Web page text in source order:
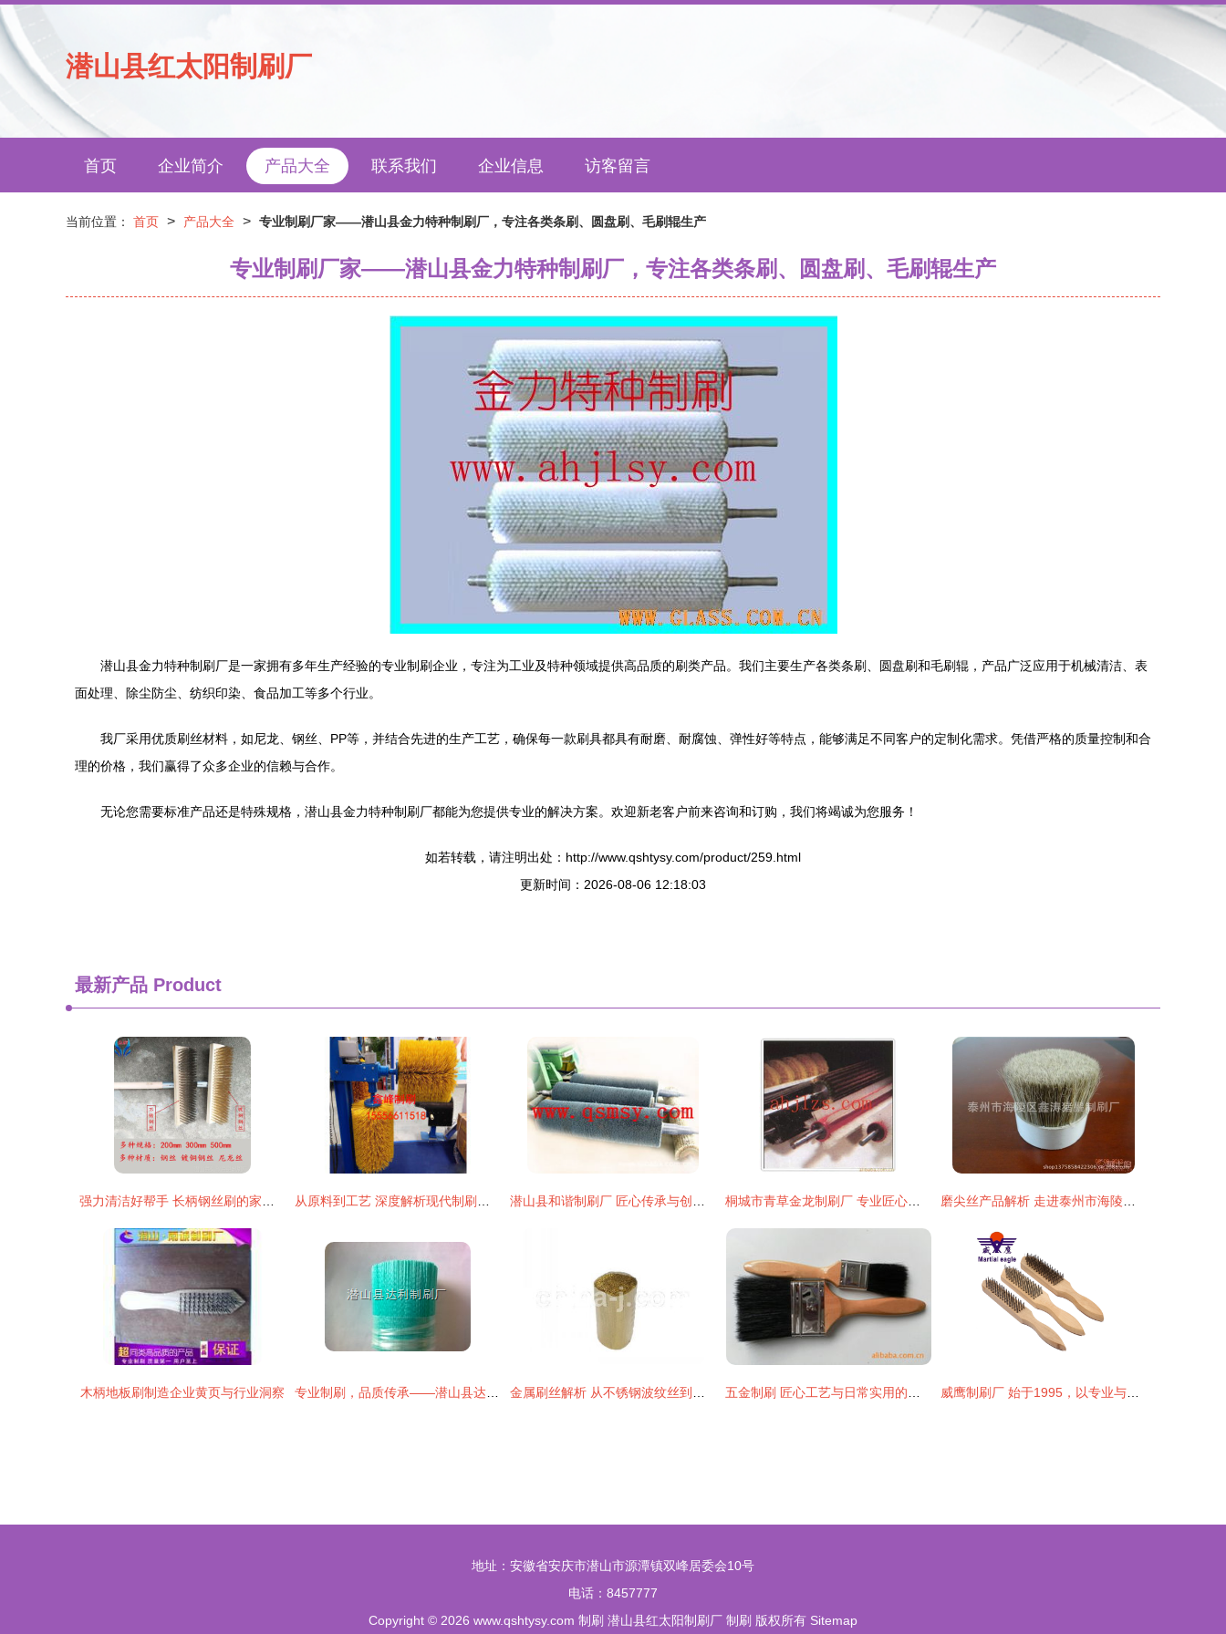
潜山县红太阳制刷厂
首页 企业简介 产品大全 联系我们 企业信息 访客留言
当前位置： 首页 > 产品大全 > 专业制刷厂家——潜山县金力特种制刷厂，专注各类条刷、圆盘刷、毛刷辊生产
专业制刷厂家——潜山县金力特种制刷厂，专注各类条刷、圆盘刷、毛刷辊生产
潜山县金力特种制刷厂是一家拥有多年生产经验的专业制刷企业，专注为工业及特种领域提供高品质的刷类产品。我们主要生产各类条刷、圆盘刷和毛刷辊，产品广泛应用于机械清洁、表
面处理、除尘防尘、纺织印染、食品加工等多个行业。
我厂采用优质刷丝材料，如尼龙、钢丝、PP等，并结合先进的生产工艺，确保每一款刷具都具有耐磨、耐腐蚀、弹性好等特点，能够满足不同客户的定制化需求。凭借严格的质量控制和合
理的价格，我们赢得了众多企业的信赖与合作。
无论您需要标准产品还是特殊规格，潜山县金力特种制刷厂都能为您提供专业的解决方案。欢迎新老客户前来咨询和订购，我们将竭诚为您服务！
如若转载，请注明出处：http://www.qshtysy.com/product/259.html
更新时间：2026-08-06 12:18:03
最新产品 Product
木柄地板刷制造企业黄页与行业洞察
地址：安徽省安庆市潜山市源潭镇双峰居委会10号
电话：8457777
Copyright © 2026 www.qshtysy.com 制刷 潜山县红太阳制刷厂 制刷 版权所有 Sitemap